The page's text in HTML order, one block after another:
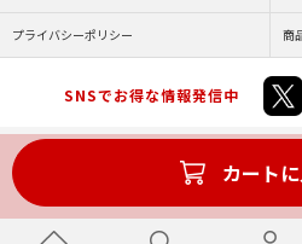
カート
プライバシーポリシー 商
SNSでお得な情報発信中